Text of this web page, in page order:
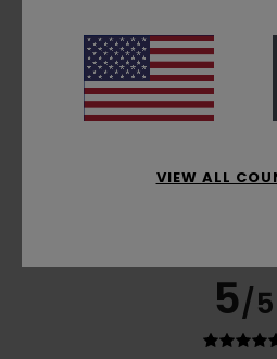
Taille
Trop petit Trop grand
5.0
5/5
VIEW ALL